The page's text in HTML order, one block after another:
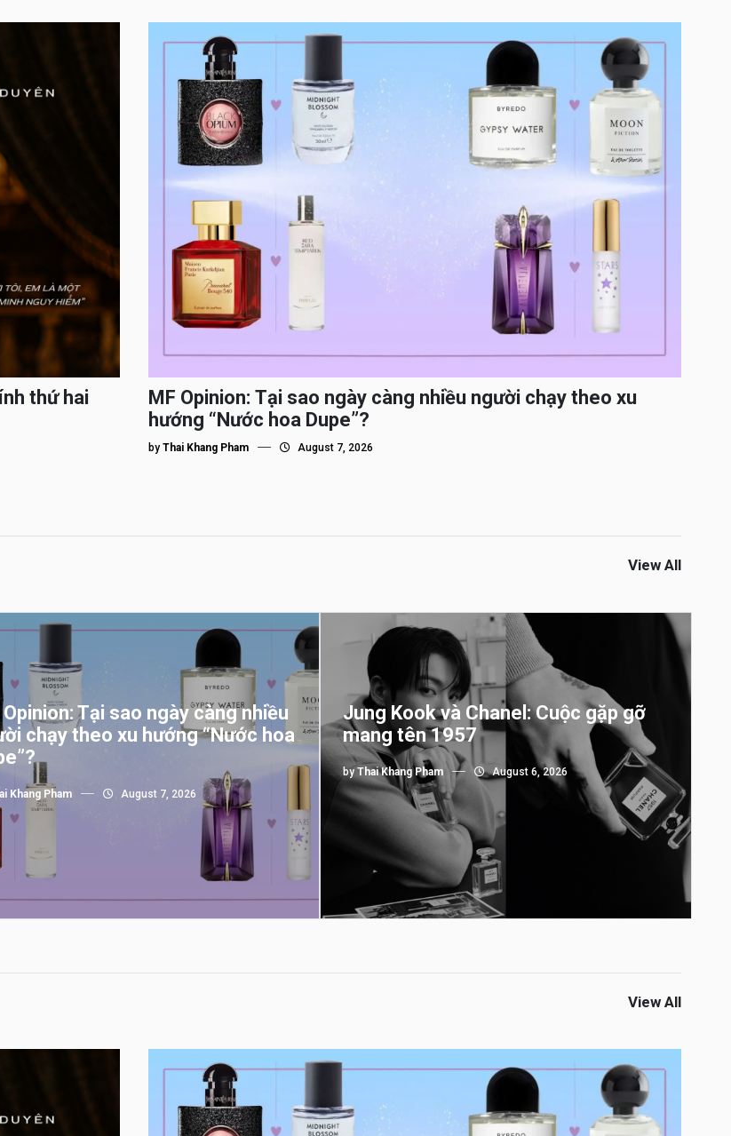
thứ hai
MF Opinion: Tại sao ngày càng nhiều người chạy theo xu
hướng “Nước hoa Dupe”?
by Thai Khang Pham August 7, 2026
View All
Tại sao ngày càng nhiều
chạy theo xu hướng “Nước hoa
Khang Pham August 7, 2026
Jung Kook và Chanel: Cuộc gặp gỡ
mang tên 1957
byThai Khang Pham August 6, 2026
View All